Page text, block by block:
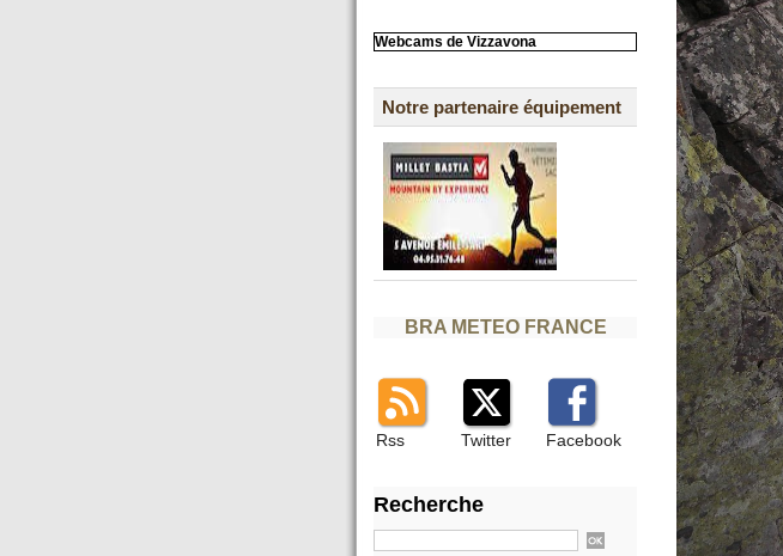
Webcams de Vizzavona
Notre partenaire équipement
BRA METEO FRANCE
Rss Twitter Facebook
Recherche